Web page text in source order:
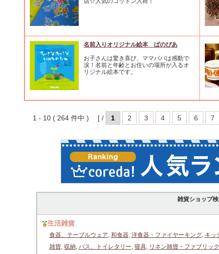
名前入りオリジナル絵本 ぱのぴあ
お子さんは驚き喜び、ママパパは感動で
涙！名前と年齢とお住いの場所が入るオ
リジナル絵本です。
1 - 10 ( 264 件中 ) [ / 1 2 3 4 5 6 7
雑貨ショップ
生活雑貨
食器、テーブルウェア, 和食器, 洋食器・ファイヤーキング, キッ
雑貨, 収納, バス、トイレタリー, 寝具, リネン雑貨・ファブリック